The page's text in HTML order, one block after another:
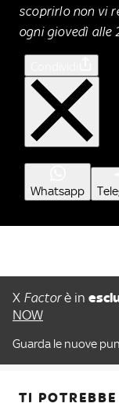
scoprirlo non vi
ogni giovedì alle
Whatsapp
X Factorè in
NOW
Guarda le nuove
TI